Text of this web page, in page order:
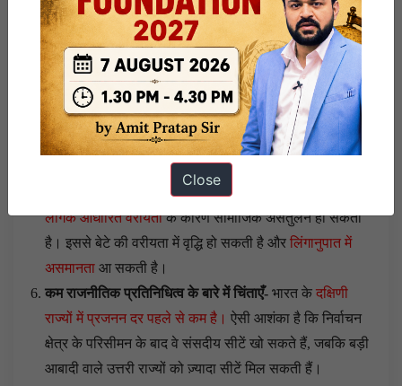
की आबादीमें भारी कमी से भारत की आर्थिक और सामाजिक
स्थिरता को खतरा है।उदाहरण के लिए-
श्रम शक्ति में कमी के
कारण जापान की आर्थिक विकास दर में गिरावट।
नवाचार के लिए कम ‘ब्रेन पूल’-युवा लोग उद्यमिता, नवाचार और
नई प्रौद्योगिकियोंके विकास के लिए‘ब्रेन पूल’ हैं।प्रजनन दर में
कमी के कारण जनसंख्या पिरामिड में युवा लोगों की संख्या कम होने
से नवाचार के लिए संभावित‘ब्रेन पूल’ कम होगा।
संभावित सामाजिक असंतुलन-प्रजनन दर में गिरावट के कारण
लैंगिक आधारित वरीयताके कारण सामाजिक असंतुलन हो सकता
है। इससे बेटे की वरीयता में वृद्धि हो सकती है और लिंगानुपात में
असमानता आ सकती है।
कम राजनीतिक प्रतिनिधित्व के बारे में चिंताएँ- भारत के दक्षिणी
राज्यों में प्रजनन दर पहले से कम है। ऐसी आशंका है कि निर्वाचन
क्षेत्र के परिसीमन के बाद वे संसदीय सीटें खो सकते हैं, जबकि बड़ी
आबादी वाले उत्तरी राज्यों को ज़्यादा सीटें मिल सकती हैं।
Close